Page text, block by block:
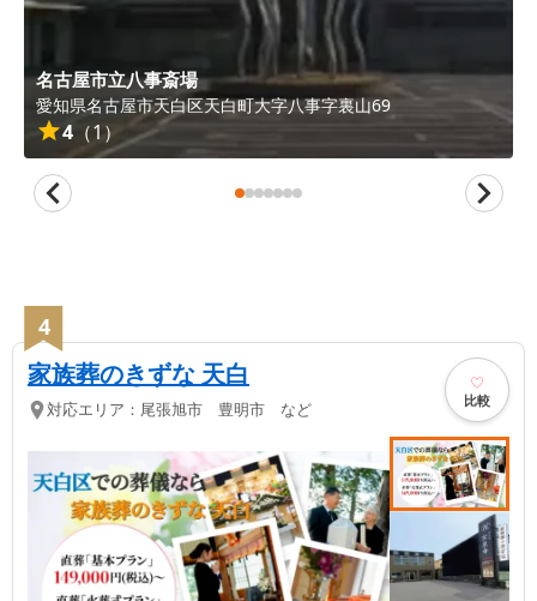
名古屋市立八事斎場
愛知県名古屋市天白区天白町大字八事字裏山69
4 （1）
4
家族葬のきずな 天白
対応エリア： 尾張旭市 豊明市 など 比較